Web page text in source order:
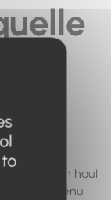
à
en haut
le contenu